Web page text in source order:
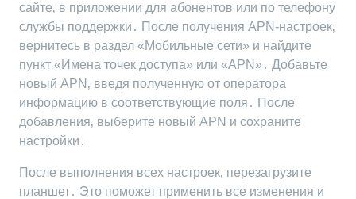
сайте‚ в приложении для абонентов или по телефону
службы поддержки․ После получения APN-настроек‚
вернитесь в раздел «Мобильные сети» и найдите
пункт «Имена точек доступа» или «APN»․ Добавьте
новый APN‚ введя полученную от оператора
информацию в соответствующие поля․ После
добавления‚ выберите новый APN и сохраните
настройки․
После выполнения всех настроек‚ перезагрузите
планшет․ Это поможет применить все изменения и